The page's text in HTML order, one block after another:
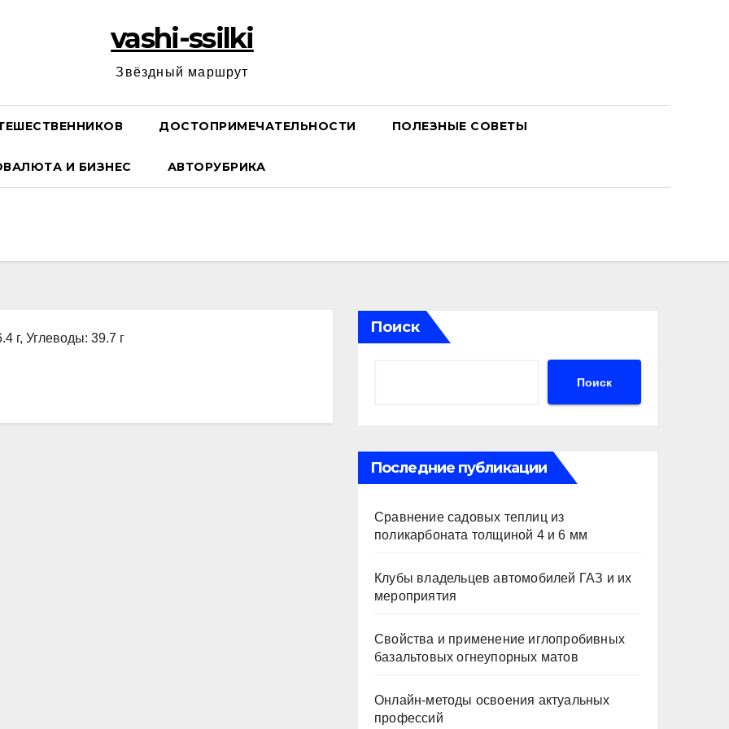
vashi-ssilki
Звёздный маршрут
ДОСТОПРИМЕЧАТЕЛЬНОСТИ ПОЛЕЗНЫЕ СОВЕТЫ
И БИЗНЕС АВТОРУБРИКА
г, Углеводы: 39.7 г
Поиск
Поиск
Последние публикации
Сравнение садовых теплиц из
поликарбоната толщиной 4 и 6 мм
Клубы владельцев автомобилей ГАЗ и их
мероприятия
Свойства и применение иглопробивных
базальтовых огнеупорных матов
Онлайн-методы освоения актуальных
профессий